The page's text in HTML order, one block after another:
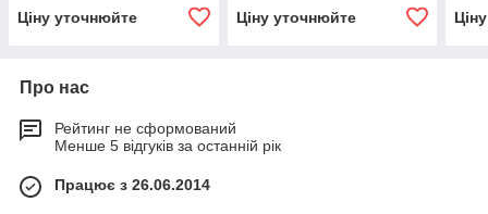
Ціну уточнюйте
Ціну уточнюйте
Про нас
Рейтинг не сформований
Менше 5 відгуків за останній рік
Працює з 26.06.2014